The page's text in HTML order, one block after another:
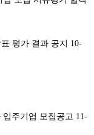
평가 결과 공지 10-
주기업 모집공고 11-